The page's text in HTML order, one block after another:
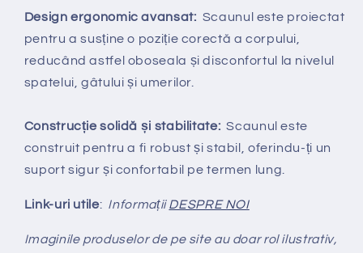
Design ergonomic avansat: Scaunul este proiectat
pentru a susține o poziție corectă a corpului,
reducând astfel oboseala și disconfortul la nivelul
spatelui, gâtului și umerilor.
Construcție solidă și stabilitate:Scaunul este
construit pentru a fi robust și stabil, oferindu-ți un
suport sigur și confortabil pe termen lung.
Link-uri utile: InformațiiDESPRE NOI
Imaginile produselor de pe site au doar rol ilustrativ,